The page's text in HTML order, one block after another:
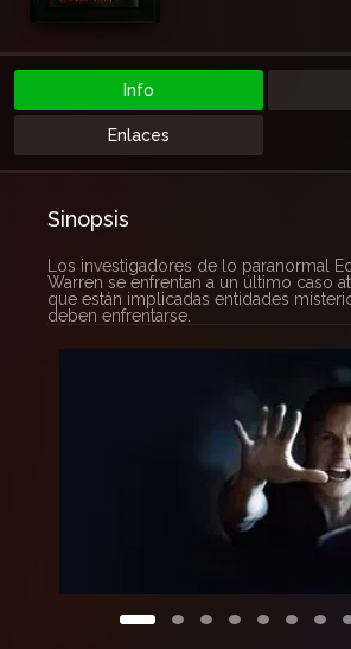
Info
Enlaces
Sinopsis
Los investigadores de lo paranormal
Warren se enfrentan a un último caso
que están implicadas entidades
deben enfrentarse.